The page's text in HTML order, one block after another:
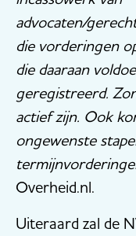
advocaten/
die vorderingen
die daaraan
geregistreerd.
actief zijn. Ook
ongewenste
Overheid.nl.
Uiteraard zal de